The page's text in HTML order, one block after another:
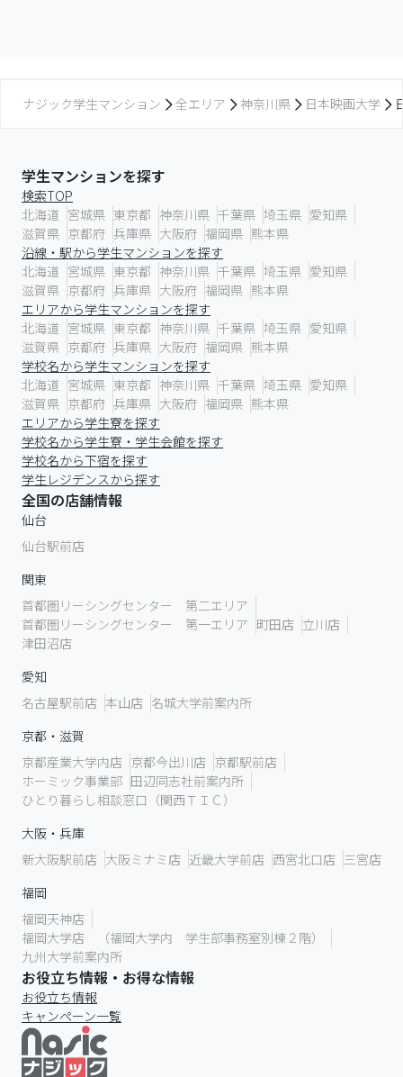
ナジック学生マンション 全エリア 神奈川県 日本映画大学
学生マンションを探す
検索TOP
北海道 宮城県 東京都 神奈川県 千葉県 埼玉県 愛知県
滋賀県 京都府 兵庫県 大阪府 福岡県 熊本県
沿線・駅から学生マンションを探す
北海道 宮城県 東京都 神奈川県 千葉県 埼玉県 愛知県
滋賀県 京都府 兵庫県 大阪府 福岡県 熊本県
エリアから学生マンションを探す
北海道 宮城県 東京都 神奈川県 千葉県 埼玉県 愛知県
滋賀県 京都府 兵庫県 大阪府 福岡県 熊本県
学校名から学生マンションを探す
北海道 宮城県 東京都 神奈川県 千葉県 埼玉県 愛知県
滋賀県 京都府 兵庫県 大阪府 福岡県 熊本県
エリアから学生寮を探す
学校名から学生寮・学生会館を探す
学校名から下宿を探す
学生レジデンスから探す
全国の店舗情報
仙台
仙台駅前店
関東
首都圏リーシングセンター 第二エリア
首都圏リーシングセンター 第一エリア 町田店 立川店
津田沼店
愛知
名古屋駅前店 本山店 名城大学前案内所
京都・滋賀
京都産業大学内店 京都今出川店 京都駅前店
ホーミック事業部 田辺同志社前案内所
ひとり暮らし相談窓口（関西ＴＩＣ）
大阪・兵庫
新大阪駅前店 大阪ミナミ店 近畿大学前店 西宮北口店 三宮店
福岡
福岡天神店
福岡大学店 （福岡大学内 学生部事務室別棟２階）
九州大学前案内所
お役立ち情報・お得な情報
お役立ち情報
キャンペーン一覧